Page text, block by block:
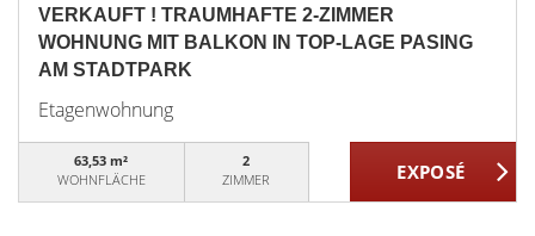
VERKAUFT ! TRAUMHAFTE 2-ZIMMER
WOHNUNG MIT BALKON IN TOP-LAGE PASING
AM STADTPARK
Etagenwohnung
63,53 m²
WOHNFLÄCHE
2
ZIMMER